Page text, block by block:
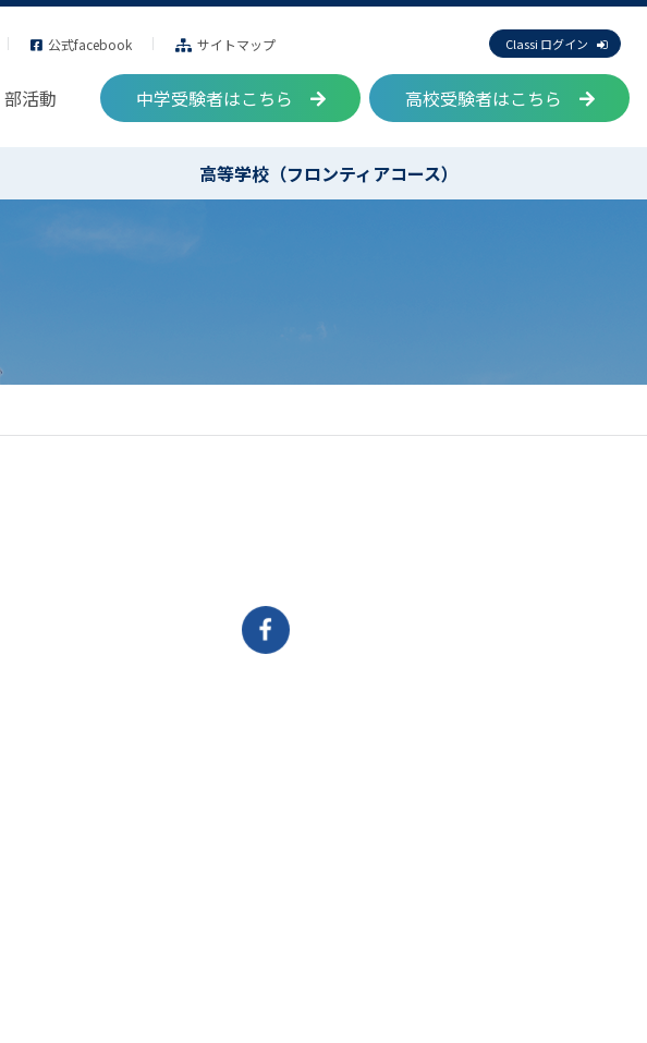
公式facebook サイトマップ Classi ログイン
部活動 中学受験者はこちら 高校受験者はこちら
高等学校（フロンティアコース）